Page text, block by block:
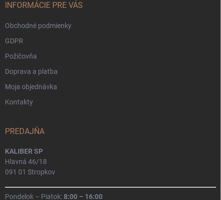
INFORMÁCIE PRE VÁS
Obchodné podmienky
GDPR
Požičovňa
Doprava a platba
Moja objednávka
Kontakty
PREDAJŇA
KALIBER SP
Hlavná 46/18
091 01 Stropkov
Pondelok – Piatok:8:00 – 16:00